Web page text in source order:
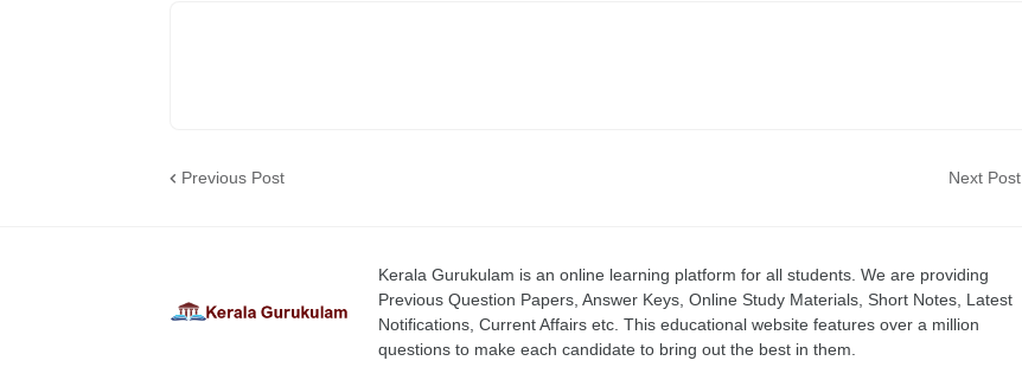
Previous Post Next Post
Kerala Gurukulam is an online learning platform for all students. We are providing
Previous Question Papers, Answer Keys, Online Study Materials, Short Notes, Latest
Notifications, Current Affairs etc. This educational website features over a million
questions to make each candidate to bring out the best in them.